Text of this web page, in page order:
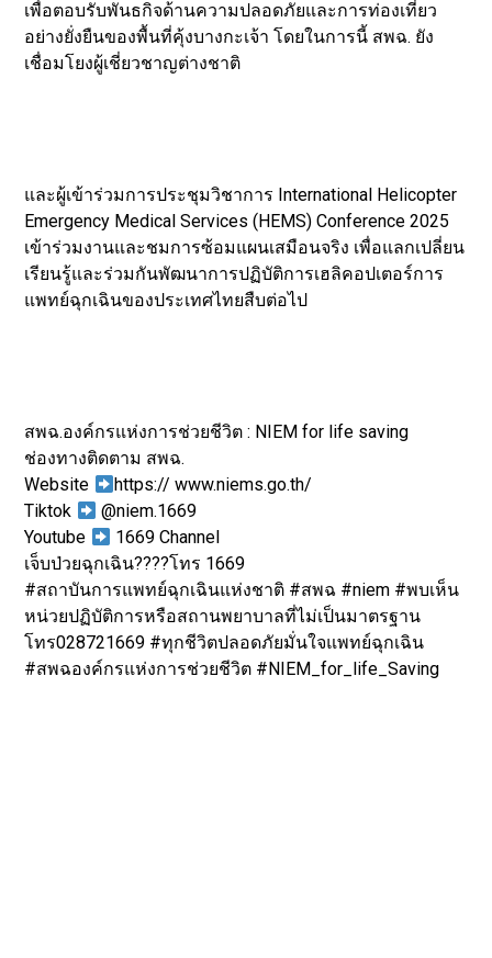
เพื่อตอบรับพันธกิจด้านความปลอดภัยและการท่องเที่ยว
อย่างยั่งยืนของพื้นที่คุ้งบางกะเจ้า โดยในการนี้ สพฉ. ยัง
เชื่อมโยงผู้เชี่ยวชาญต่างชาติ
และผู้เข้าร่วมการประชุมวิชาการ International Helicopter
Emergency Medical Services (HEMS) Conference 2025
เข้าร่วมงานและชมการซ้อมแผนเสมือนจริง เพื่อแลกเปลี่ยน
เรียนรู้และร่วมกันพัฒนาการปฏิบัติการเฮลิคอปเตอร์การ
แพทย์ฉุกเฉินของประเทศไทยสืบต่อไป
สพฉ.องค์กรแห่งการช่วยชีวิต : NIEM for life saving
ช่องทางติดตาม สพฉ.
Website
https:// www.niems.go.th/
Tiktok
@niem.1669
Youtube
1669 Channel
เจ็บป่วยฉุกเฉิน????โทร 1669
#สถาบันการแพทย์ฉุกเฉินแห่งชาติ #สพฉ #niem #พบเห็น
หน่วยปฏิบัติการหรือสถานพยาบาลที่ไม่เป็นมาตรฐาน
โทร028721669 #ทุกชีวิตปลอดภัยมั่นใจแพทย์ฉุกเฉิน
#สพฉองค์กรแห่งการช่วยชีวิต #NIEM_for_life_Saving